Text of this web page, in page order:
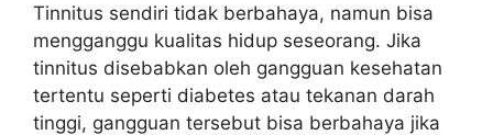
Tinnitus sendiri tidak berbahaya, namun bisa
mengganggu kualitas hidup seseorang. Jika
tinnitus disebabkan oleh gangguan kesehatan
tertentu seperti diabetes atau tekanan darah
tinggi, gangguan tersebut bisa berbahaya jika